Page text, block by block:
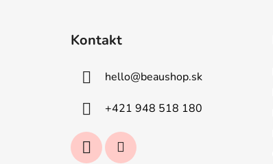
Kontakt
hello@beaushop.sk
+421 948 518 180